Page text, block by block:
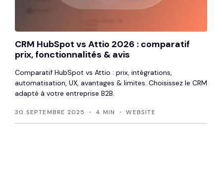
CRM HubSpot vs Attio 2026 : comparatif
prix, fonctionnalités & avis
Comparatif HubSpot vs Attio : prix, intégrations,
automatisation, UX, avantages & limites. Choisissez le CRM
adapté à votre entreprise B2B.
30 SEPTEMBRE 2025 4 MIN WEBSITE